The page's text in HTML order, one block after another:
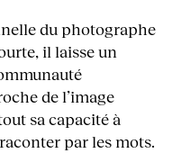
du photographe
il laisse un
de l’image
sa capacité à
par les mots.